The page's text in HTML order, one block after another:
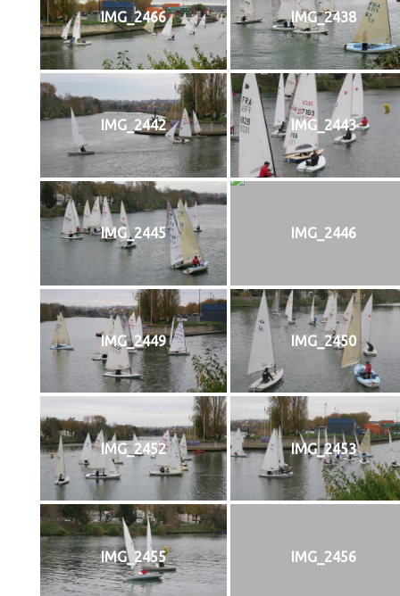
IMG_2466 IMG_2438
IMG_2442 IMG_2443
IMG_2445 IMG_2446
IMG_2449 IMG_2450
IMG_2452 IMG_2453
IMG_2455 IMG_2456